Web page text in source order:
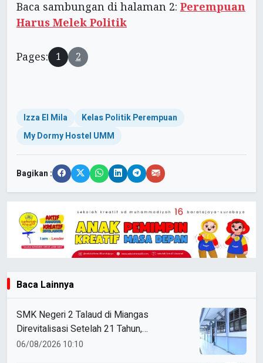
Baca sambungan di halaman 2: Perempuan
Harus Melek Politik
Pages: 1 2
Izza El Mila
Kelas Politik Perempuan
My Dormy Hostel UMM
Bagikan :
Baca Lainnya
SMK Negeri 2 Talaud di Miangas
Direvitalisasi Setelah 21 Tahun,
Pendidikan 3T Makin Berkualitas
06/08/2026 10:10